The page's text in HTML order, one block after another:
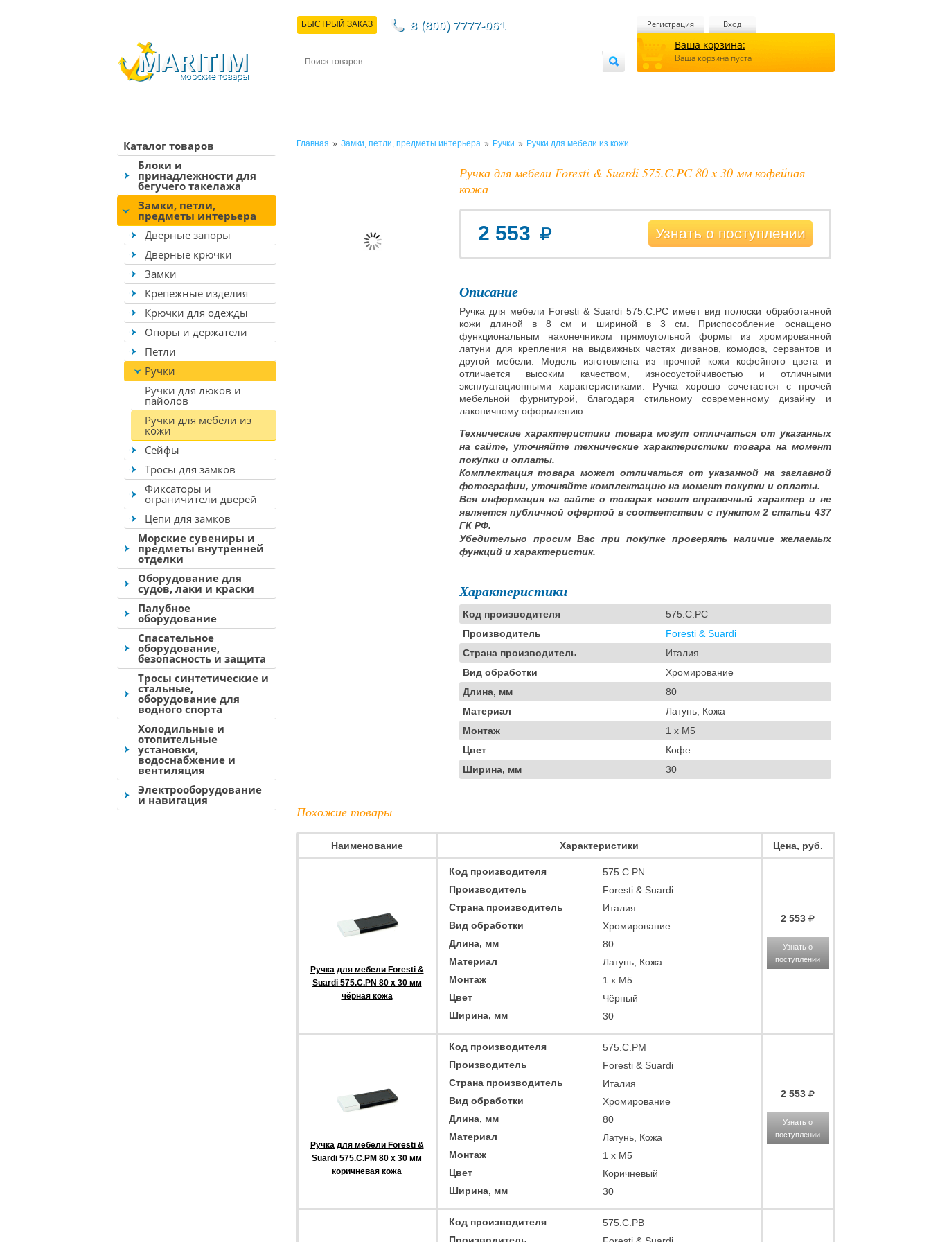
Регистрация Вход
Ваша корзина:
Ваша корзина пуста
БЫСТРЫЙ ЗАКАЗ 8 (800) 7777-061
Каталог товаров
Блоки и
принадлежности для
бегучего такелажа
Замки, петли,
предметы интерьера
Дверные запоры
Дверные крючки
Замки
Крепежные изделия
Крючки для одежды
Опоры и держатели
Петли
Ручки
Ручки для люков и
пайолов
Ручки для мебели из
кожи
Сейфы
Тросы для замков
Фиксаторы и
ограничители дверей
Цепи для замков
Морские сувениры и
предметы внутренней
отделки
Оборудование для
судов, лаки и краски
Палубное
оборудование
Спасательное
оборудование,
безопасность и защита
Тросы синтетические и
стальные,
оборудование для
водного спорта
Холодильные и
отопительные
установки,
водоснабжение и
вентиляция
Электрооборудование
и навигация
Главная » Замки, петли, предметы интерьера» Ручки » Ручки для мебели из кожи
Ручка для мебели Foresti & Suardi 575.C.PC 80 x 30 мм кофейная
кожа
2 553 Узнать о поступлении
Описание
Ручка для мебели Foresti & Suardi 575.C.PC имеет вид полоски обработанной
кожи длиной в 8 см и шириной в 3 см. Приспособление оснащено
функциональным наконечником прямоугольной формы из хромированной
латуни для крепления на выдвижных частях диванов, комодов, сервантов и
другой мебели. Модель изготовлена из прочной кожи кофейного цвета и
отличается высоким качеством, износоустойчивостью и отличными
эксплуатационными характеристиками. Ручка хорошо сочетается с прочей
мебельной фурнитурой, благодаря стильному современному дизайну и
лаконичному оформлению.
Технические характеристики товара могут отличаться от указанных
на сайте, уточняйте технические характеристики товара на момент
покупки и оплаты.
Комплектация товара может отличаться от указанной на заглавной
фотографии, уточняйте комплектацию на момент покупки и оплаты.
Вся информация на сайте о товарах носит справочный характер и не
является публичной офертой в соответствии с пунктом 2 статьи 437
ГК РФ.
Убедительно просим Вас при покупке проверять наличие желаемых
функций и характеристик.
Характеристики
Код производителя
575.C.PC
Производитель
Foresti & Suardi
Страна производитель
Италия
Вид обработки
Хромирование
Длина, мм
80
Материал
Латунь, Кожа
Монтаж
1 x M5
Цвет
Кофе
Ширина, мм
30
Похожие товары
Наименование Характеристики Цена, руб.
Ручка для мебели Foresti &
Suardi 575.C.PN 80 x 30 мм
чёрная кожа
Код производителя
575.C.PN
Производитель
Foresti & Suardi
Страна производитель
Италия
Вид обработки
Хромирование
Длина, мм
80
Материал
Латунь, Кожа
Монтаж
1 x M5
Цвет
Чёрный
Ширина, мм
30
2 553
Узнать о
поступлении
Ручка для мебели Foresti &
Suardi 575.C.PM 80 x 30 мм
коричневая кожа
Код производителя
575.C.PM
Производитель
Foresti & Suardi
Страна производитель
Италия
Вид обработки
Хромирование
Длина, мм
80
Материал
Латунь, Кожа
Монтаж
1 x M5
Цвет
Коричневый
Ширина, мм
30
2 553
Узнать о
поступлении
Код производителя
575.C.PB